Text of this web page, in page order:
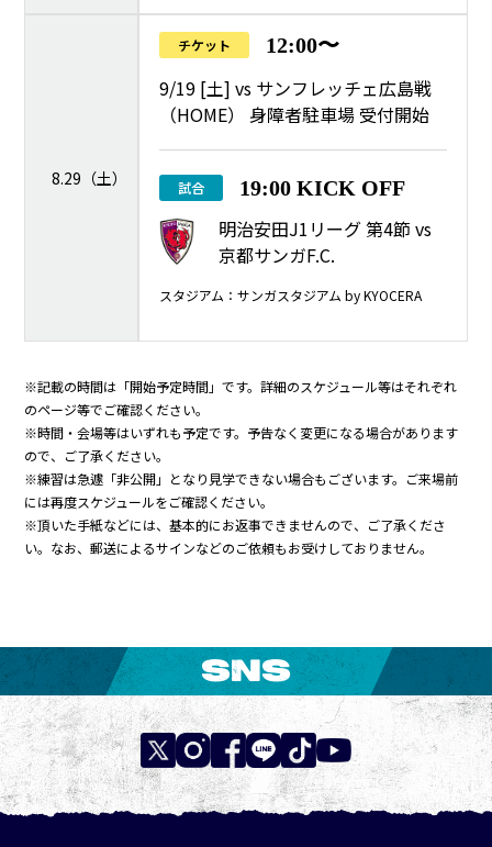
8.29（土）
チケット 12:00〜
9/19 [土] vs サンフレッチェ広島戦
（HOME） 身障者駐車場 受付開始
試合 19:00 KICK OFF
明治安田J1リーグ 第4節 vs
京都サンガF.C.
スタジアム：サンガスタジアム by KYOCERA
※記載の時間は「開始予定時間」です。詳細のスケジュール等はそれぞれ
のページ等でご確認ください。
※時間・会場等はいずれも予定です。予告なく変更になる場合があります
ので、ご了承ください。
※練習は急遽「非公開」となり見学できない場合もございます。ご来場前
には再度スケジュールをご確認ください。
※頂いた手紙などには、基本的にお返事できませんので、ご了承くださ
い。なお、郵送によるサインなどのご依頼もお受けしておりません。
SNS